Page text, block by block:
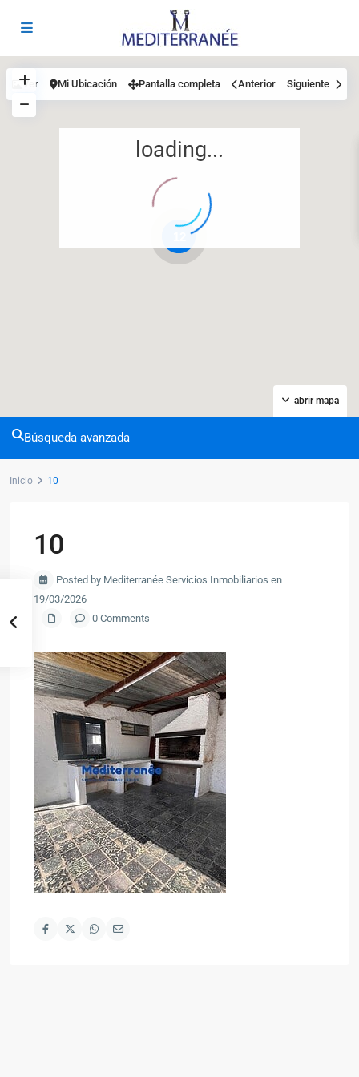
loading...
abrir mapa
Ver Mi Ubicación Pantalla completa Anterior Siguiente
Búsqueda avanzada
Inicio 10
10
Posted by Mediterranée Servicios Inmobiliarios en
19/03/2026
0 Comments